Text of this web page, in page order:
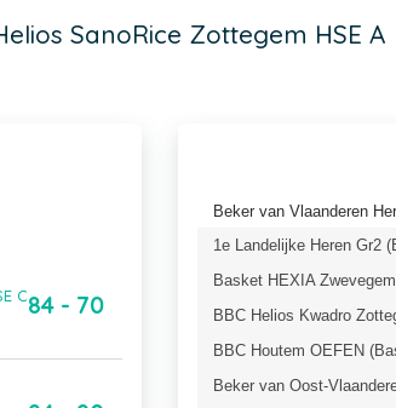
SanoRice Zottegem HSE A
C84 - 70
Beker van Vlaanderen
1e Landelijke Heren Gr2
Basket HEXIA
BBC Helios Kwadro
BBC Houtem OEFEN
Beker van Oost-